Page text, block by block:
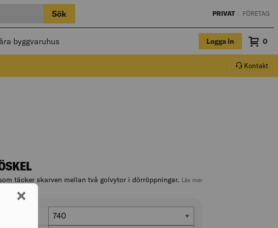
Sök PRIVAT FÖRETAG
byggvaruhus Logga in 0
Kontakt
täcker skarven mellan två golvytor i dörröppningar. Läs mer
Längd (mm)
740